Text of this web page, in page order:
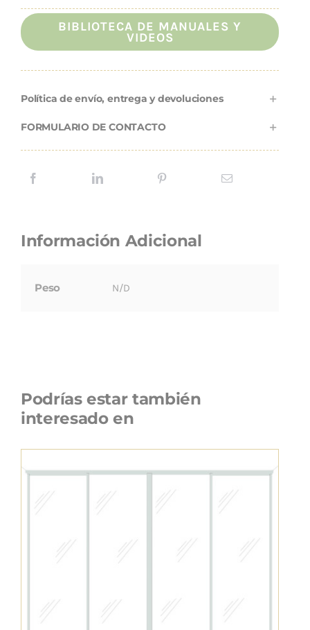
BIBLIOTECA DE MANUALES Y
VIDEOS
Política de envío, entrega y devoluciones
FORMULARIO DE CONTACTO
Información Adicional
Peso N/D
Podrías estar también
interesado en